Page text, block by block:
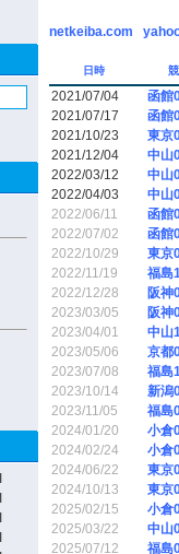
netkeiba.com
日時
2021/07/04 函館
2021/07/17
函館
2021/10/23
東京
2021/12/04
中山
2022/03/12
中山
2022/04/03
中山
2022/06/11
函館
2022/07/02
函館
2022/10/29
東京
2022/11/19
福島
2022/12/28
阪神
2023/03/05
阪神
2023/04/01
中山
2023/05/06
京都
2023/07/08
福島
2023/10/14
新潟
2023/11/05
福島
2024/01/20
小倉
2024/02/24
小倉
2024/06/22
東京
2024/10/13
東京
2025/02/15
小倉
2025/03/22
中山
2025/07/12
福島